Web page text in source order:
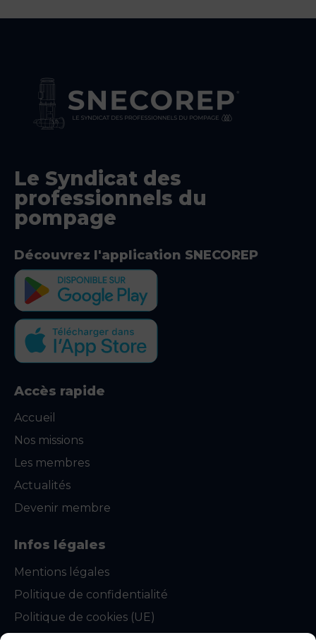
Le Syndicat des
professionnels du
pompage
Découvrez l'application SNECOREP
Accès rapide
Accueil
Nos missions
Les membres
Actualités
Devenir membre
Infos légales
Mentions légales
Politique de confidentialité
Politique de cookies (UE)